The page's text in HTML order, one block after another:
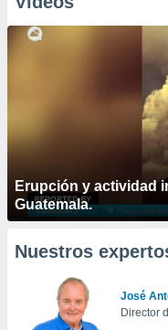
Erupción y actividad
Guatemala.
Nuestros
José
Director